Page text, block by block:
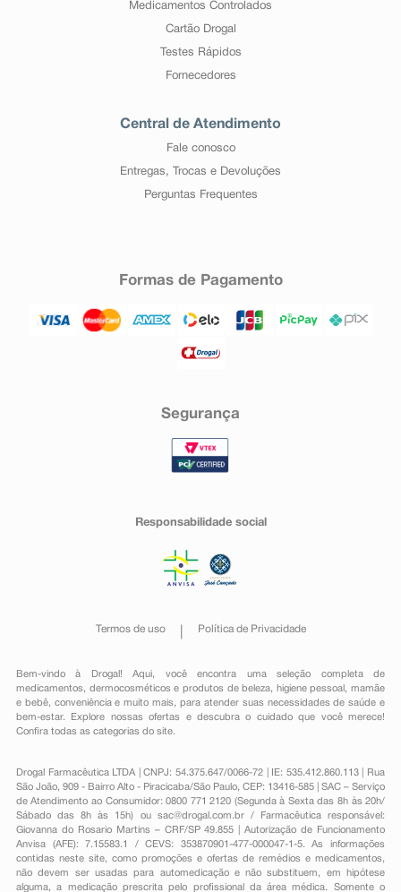
Medicamentos Controlados
Cartão Drogal
Testes Rápidos
Fornecedores
Central de Atendimento
Fale conosco
Entregas, Trocas e Devoluções
Perguntas Frequentes
Formas de Pagamento
Segurança
Responsabilidade social
Termos de uso Política de Privacidade
Bem-vindo à Drogal! Aqui, você encontra uma seleção completa de
medicamentos , dermocosméticos e produtos de beleza, higiene pessoal ,mamãe
e bebê, conveniênciae muito mais, para atender suas necessidades de saúde e
bem-estar. Explore nossas ofertas e descubra o cuidado que você merece!
Confira todas as categorias do site.
Drogal Farmacêutica LTDA | CNPJ: 54.375.647/0066-72 | IE: 535.412.860.113 | Rua
São João, 909 - Bairro Alto - Piracicaba/São Paulo, CEP: 13416-585 | SAC – Serviço
de Atendimento ao Consumidor: 0800 771 2120 (Segunda à Sexta das 8h às 20h/
Sábado das 8h às 15h) ou sac@drogal.com.br/ Farmacêutica responsável:
Giovanna do Rosario Martins – CRF/SP 49.855 | Autorização de Funcionamento
Anvisa (AFE): 7.15583.1 / CEVS: 353870901-477-000047-1-5. As informações
contidas neste site, como promoções e ofertas de remédios e medicamentos,
não devem ser usadas para automedicação e não substituem, em hipótese
alguma, a medicação prescrita pelo profissional da área médica. Somente o